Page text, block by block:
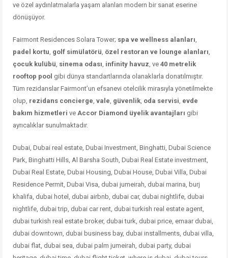
ve özel aydınlatmalarla yaşam alanları modern bir sanat eserine
dönüşüyor.
Fairmont Residences Solara Tower; spa ve wellness alanları
padel kortu golf simülatörü özel restoran ve lounge alanları
çocuk kulübü sinema odası infinity havuz , ve 40 metrelik
rooftop pool gibi dünya standartlarında olanaklarla donatılmıştır.
Tüm rezidanslar Fairmont’un efsanevi otelcilik mirasıyla yönetilmekte
olup, rezidans concierge vale güvenlik oda servisi evde
bakım hizmetleri ve Accor Diamond üyelik avantajları gibi
ayrıcalıklar sunulmaktadır.
Dubai, Dubai real estate, Dubai Investment, Binghatti, Dubai Science
Park, Binghatti Hills, Al Barsha South, Dubai Real Estate investment,
Dubai Real Estate, Dubai Housing, Dubai House, Dubai Villa, Dubai
Residence Permit, Dubai Visa, dubai jumeirah, dubai marina, burj
khalifa, dubai hotel, dubai airbnb, dubai car, dubai nightlife, dubai
nightlife, dubai trip, dubai car rent, dubai turkish real estate agent,
dubai turkish real estate broker, dubai turk, dubai price, emaar dubai,
dubai downtown, dubai business bay, dubai installments, dubai villa,
dubai flat, dubai sea, dubai palm jumeirah, dubai party, dubai